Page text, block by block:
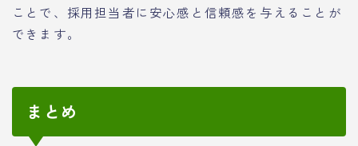
ことで、採用担当者に安心感と信頼感を与えることが
できます。
まとめ